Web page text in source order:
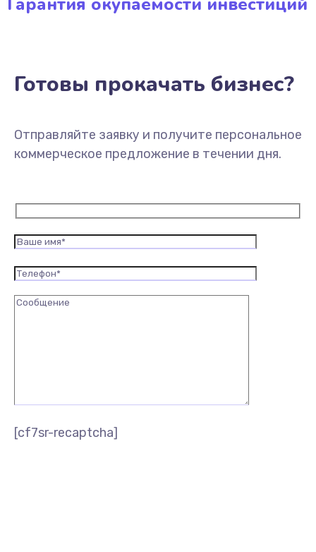
Готовы прокачать бизнес?
Отправляйте заявку и получите персональное
коммерческое предложение в течении дня.
[cf7sr-recaptcha]